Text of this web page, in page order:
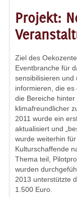
Projekt:
Ziel des
Eventbranche für
sensibilisieren und
informieren, die
die Bereiche
klimafreundlicher
2011 wurde ein
aktualisiert und
wurde weiterhin
Kulturschaffende
Thema teil,
wurden
2013 unterstützte
1.500 Euro.